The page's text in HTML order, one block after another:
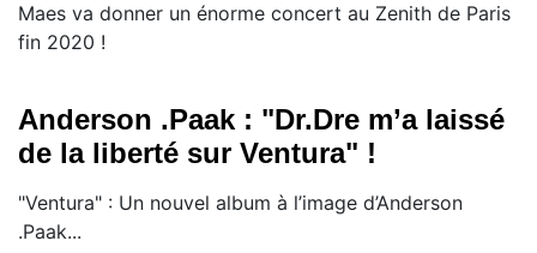
Maes va donner un énorme concert au Zenith de Paris
fin 2020 !
Anderson .Paak : "Dr.Dre m’a laissé
de la liberté sur Ventura" !
"Ventura" : Un nouvel album à l’image d’Anderson
.Paak...